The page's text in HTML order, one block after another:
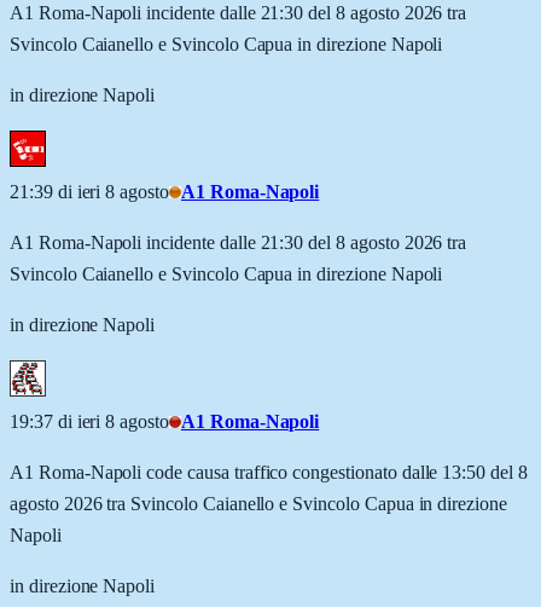
A1 Roma-Napoli incidente dalle 21:30 del 8 agosto 2026 tra
Svincolo Caianello e Svincolo Capua in direzione Napoli
in direzione Napoli
21:39 di ieri 8 agosto A1 Roma-Napoli
A1 Roma-Napoli incidente dalle 21:30 del 8 agosto 2026 tra
Svincolo Caianello e Svincolo Capua in direzione Napoli
in direzione Napoli
19:37 di ieri 8 agosto A1 Roma-Napoli
A1 Roma-Napoli code causa traffico congestionato dalle 13:50 del 8
agosto 2026 tra Svincolo Caianello e Svincolo Capua in direzione
Napoli
in direzione Napoli